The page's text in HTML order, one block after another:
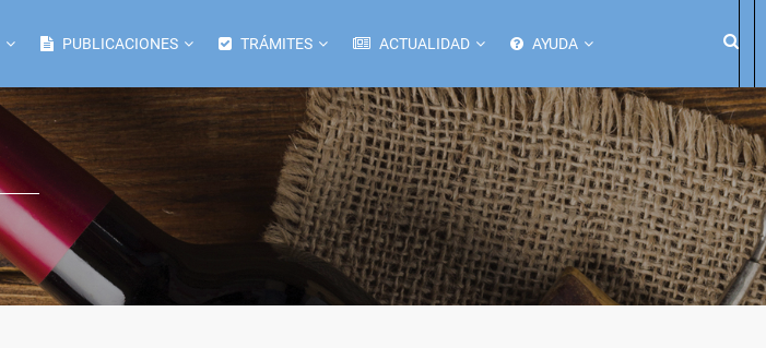
PUBLICACIONES TRÁMITES ACTUALIDAD AYUDA